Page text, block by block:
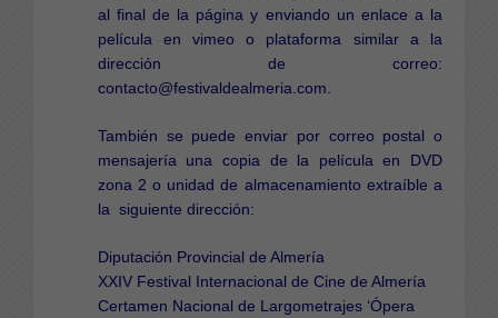
al final de la página y enviando un enlace a la
película en vimeo o plataforma similar a la
dirección de correo:
contacto@festivaldealmeria.com.
También se puede enviar por correo postal o
mensajería una copia de la película en DVD
zona 2 o unidad de almacenamiento extraíble a
la siguiente dirección:
Diputación Provincial de Almería
XXIV Festival Internacional de Cine de Almería
Certamen Nacional de Largometrajes ‘Ópera